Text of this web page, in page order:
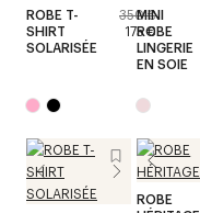
ROBE T-
SHIRT
SOLARISÉE
350 €
175 €
MINI
ROBE
LINGERIE
EN SOIE
ROBE